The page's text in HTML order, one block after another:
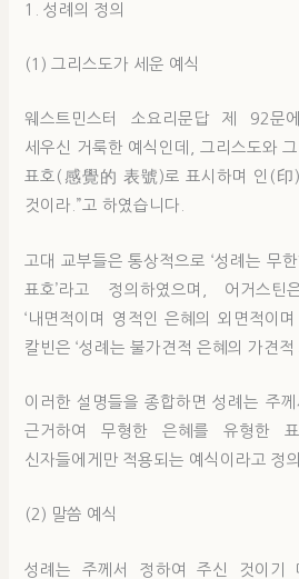
1. 성례의 정의
(1) 그리스도가 세운 예식
웨스트민스터 소요리문답 제 92문
세우신 거룩한 예식인데, 그리스도와
표호(感覺的 表號)로 표시하며 인(印
것이라.”고 하였습니다.
고대 교부들은 통상적으로 ‘성례는 무
표호’라고 정의하였으며, 어거스
‘내면적이며 영적인 은혜의 외면적이
칼빈은 ‘성례는 불가견적 은혜의 가견적
이러한 설명들을 종합하면 성례는 주
근거하여 무형한 은혜를 유형한
신자들에게만 적용되는 예식이라고 정
(2) 말씀 예식
성례는 주께서 정하여 주신 것이기